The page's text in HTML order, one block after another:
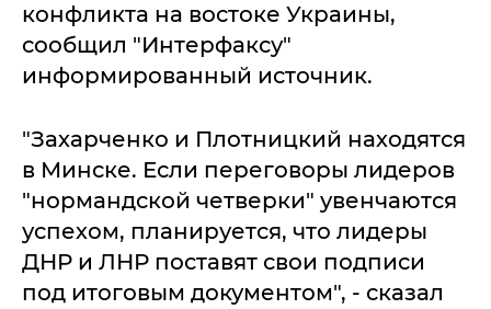
конфликта на востоке Украины,
сообщил "Интерфаксу"
информированный источник.
"Захарченко и Плотницкий находятся
в Минске. Если переговоры лидеров
"нормандской четверки" увенчаются
успехом, планируется, что лидеры
ДНР и ЛНР поставят свои подписи
под итоговым документом", - сказал